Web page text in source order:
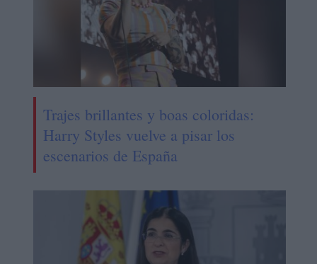
Trajes brillantes y boas coloridas:
Harry Styles vuelve a pisar los
escenarios de España